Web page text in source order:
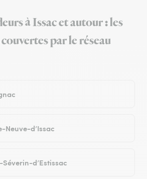
à Issac et autour : les
par le réseau
Neuve-d’Issac
d’Estissac